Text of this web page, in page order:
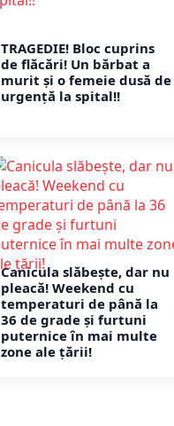
TRAGEDIE! Bloc cuprins
de flăcări! Un bărbat a
murit și o femeie dusă de
urgență la spital!!
Canicula slăbește, dar nu
pleacă! Weekend cu
temperaturi de până la
36 de grade și furtuni
puternice în mai multe
zone ale țării!